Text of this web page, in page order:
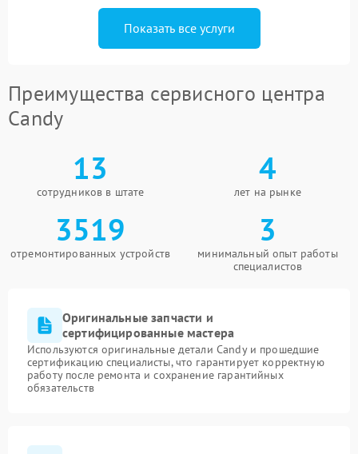
Показать все услуги
Преимущества сервисного центра
Candy
13
сотрудников в штате
4
лет на рынке
3519
отремонтированных устройств
3
минимальный опыт работы
специалистов
Оригинальные запчасти и
сертифицированные мастера
Используются оригинальные детали Candy и прошедшие
сертификацию специалисты, что гарантирует корректную
работу после ремонта и сохранение гарантийных
обязательств